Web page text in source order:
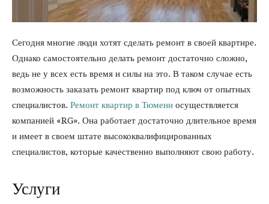
Сегодня многие люди хотят сделать ремонт в своей квартире.
Однако самостоятельно делать ремонт достаточно сложно,
ведь не у всех есть время и силы на это. В таком случае есть
возможность заказать ремонт квартир под ключ от опытных
специалистов. Ремонт квартир в Тюмени осуществляется
компанией «RG». Она работает достаточно длительное время
и имеет в своем штате высококвалифицированных
специалистов, которые качественно выполняют свою работу.
Услуги